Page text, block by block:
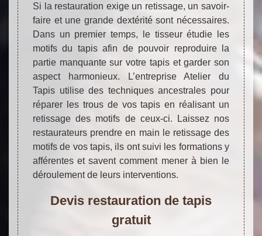
Si la restauration exige un retissage, un savoir-
faire et une grande dextérité sont nécessaires.
Dans un premier temps, le tisseur étudie les
motifs du tapis afin de pouvoir reproduire la
partie manquante sur votre tapis et garder son
aspect harmonieux. L’entreprise Atelier du
Tapis utilise des techniques ancestrales pour
réparer les trous de vos tapis en réalisant un
retissage des motifs de ceux-ci. Laissez nos
restaurateurs prendre en main le retissage des
motifs de vos tapis, ils ont suivi les formations y
afférentes et savent comment mener à bien le
déroulement de leurs interventions.
Devis restauration de tapis
gratuit